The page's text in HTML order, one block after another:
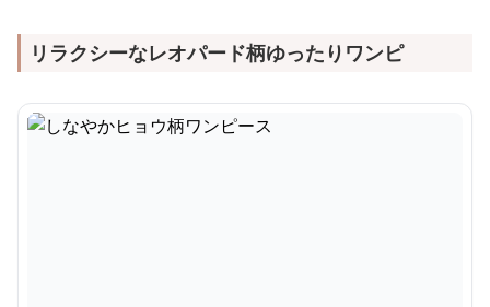
リラクシーなレオパード柄ゆったりワンピ